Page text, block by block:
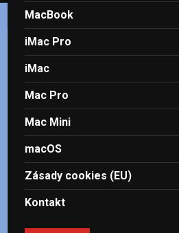
MacBook
iMac Pro
iMac
Mac Pro
Mac Mini
macOS
Zásady cookies (EU)
Kontakt